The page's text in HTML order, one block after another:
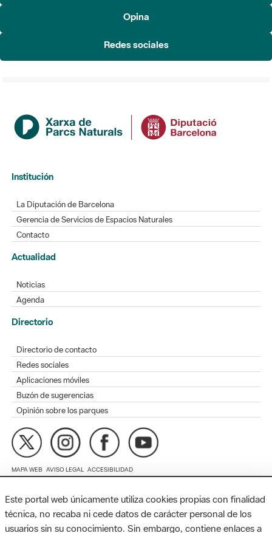
Opina
Redes sociales
Institución
La Diputación de Barcelona
Gerencia de Servicios de Espacios Naturales
Contacto
Actualidad
Noticias
Agenda
Directorio
Directorio de contacto
Redes sociales
Aplicaciones móviles
Buzón de sugerencias
Opinión sobre los parques
MAPA WEB AVISO LEGAL ACCESIBILIDAD
Diputación de Barcelona. Edifici Llacuna, 1a planta. Badajoz, 49.
08005 Barcelona. Tel. 934 022 428 / xarxaparcs@diba.cat
Este portal web únicamente utiliza cookies propias con finalidad
técnica, no recaba ni cede datos de carácter personal de los
usuarios sin su conocimiento. Sin embargo, contiene enlaces a